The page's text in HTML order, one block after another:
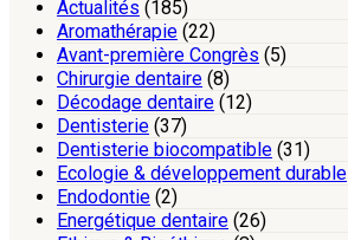
Actualités (185)
Aromathérapie (22)
Avant-première Congrès (5)
Chirurgie dentaire (8)
Décodage dentaire (12)
Dentisterie (37)
Dentisterie biocompatible (31)
Ecologie & développement durable
Endodontie (2)
Energétique dentaire (26)